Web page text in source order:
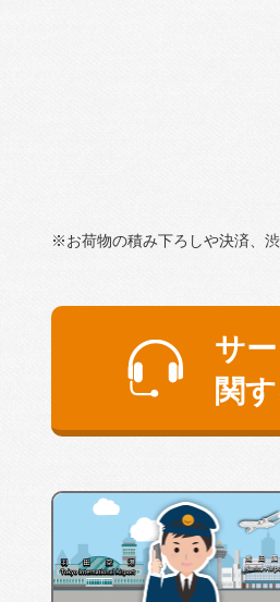
※お荷物の積み下ろしや決済、
サ
関